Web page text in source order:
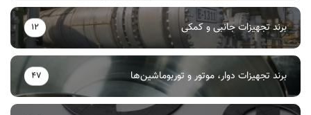
برند تجهیزات جانبی و کمکی 12
برند تجهیزات دوار، موتور و توربوماشین‌ها 47